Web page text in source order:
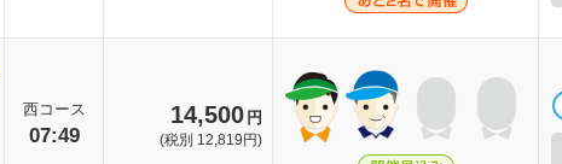
西コース
07:49
14,500円
(税別 12,819円)